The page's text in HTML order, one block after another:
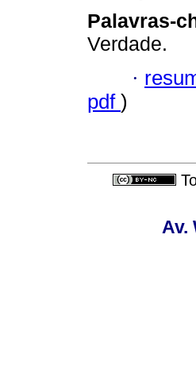
Palavras-
Verdade.
·
pdf )
Av.